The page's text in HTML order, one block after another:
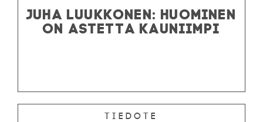
JUHA LUUKKONEN: HUOMINEN
ON ASTETTA KAUNIIMPI
Tiedote